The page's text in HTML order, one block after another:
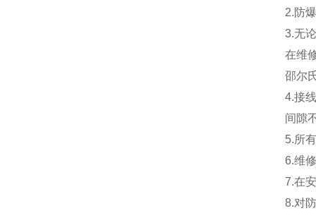
2.防
3.无
在维
邵尔
4.接
间隙
5.所
6.维
7.在
8.对